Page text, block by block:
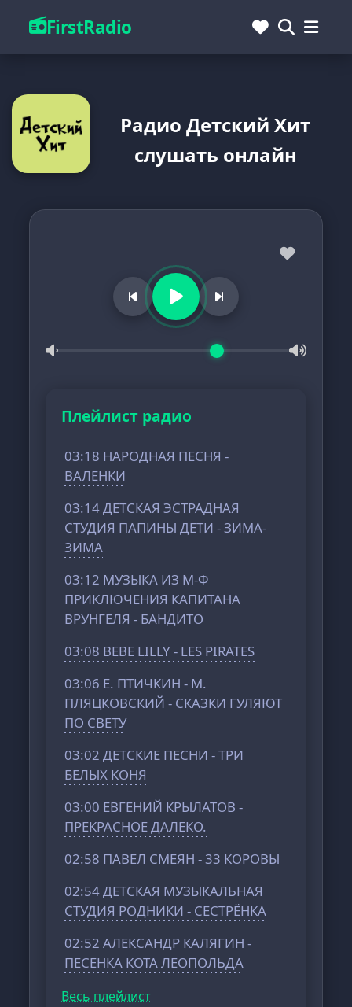
FirstRadio
Радио Детский Хит
слушать онлайн
Плейлист радио
03:18 НАРОДНАЯ ПЕСНЯ -
ВАЛЕНКИ
03:14 ДЕТСКАЯ ЭСТРАДНАЯ
СТУДИЯ ПАПИНЫ ДЕТИ - ЗИМА-
ЗИМА
03:12 МУЗЫКА ИЗ М-Ф
ПРИКЛЮЧЕНИЯ КАПИТАНА
ВРУНГЕЛЯ - БАНДИТО
03:08 BEBE LILLY - LES PIRATES
03:06 Е. ПТИЧКИН - М.
ПЛЯЦКОВСКИЙ - СКАЗКИ ГУЛЯЮТ
ПО СВЕТУ
03:02 ДЕТСКИЕ ПЕСНИ - ТРИ
БЕЛЫХ КОНЯ
03:00 ЕВГЕНИЙ КРЫЛАТОВ -
ПРЕКРАСНОЕ ДАЛЕКО.
02:58 ПАВЕЛ СМЕЯН - 33 КОРОВЫ
02:54 ДЕТСКАЯ МУЗЫКАЛЬНАЯ
СТУДИЯ РОДНИКИ - СЕСТРЁНКА
02:52 АЛЕКСАНДР КАЛЯГИН -
ПЕСЕНКА КОТА ЛЕОПОЛЬДА
Весь плейлист